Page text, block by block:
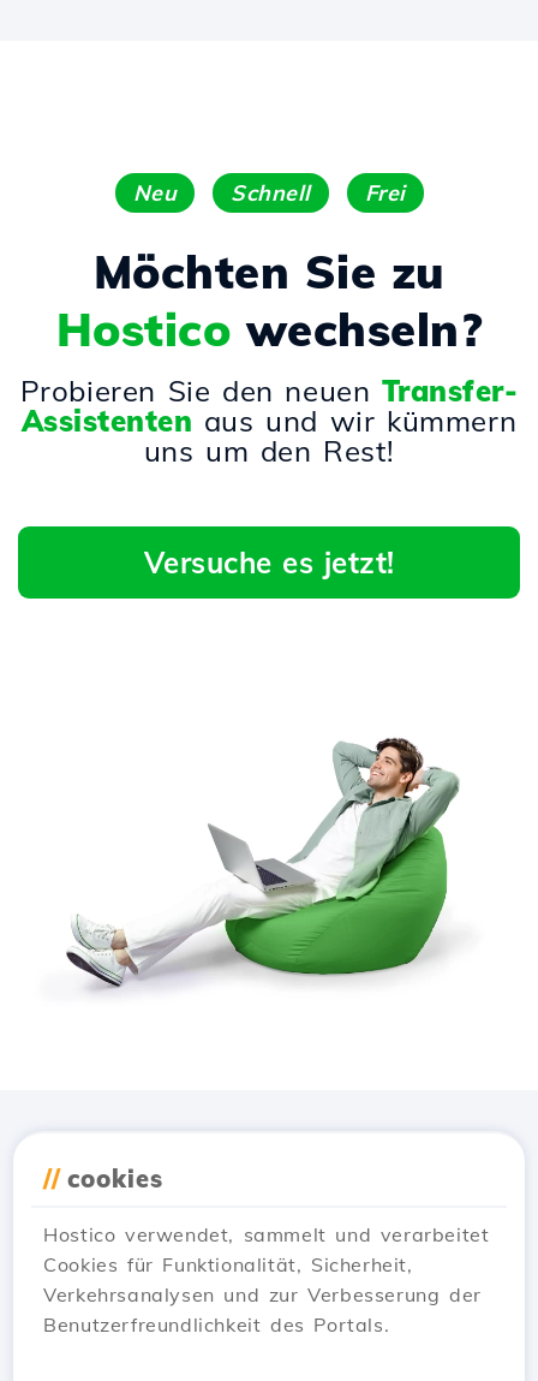
Neu Schnell Frei
Möchten Sie zu
Hostico wechseln?
Probieren Sie den neuen Transfer-
Assistenten aus und wir kümmern
uns um den Rest!
Versuche es jetzt!
// cookies
Hostico verwendet, sammelt und verarbeitet
Cookies für Funktionalität, Sicherheit,
Verkehrsanalysen und zur Verbesserung der
Benutzerfreundlichkeit des Portals.